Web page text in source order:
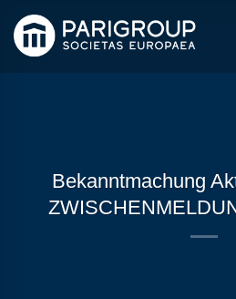
Inhalt
springen
Bekanntmachung